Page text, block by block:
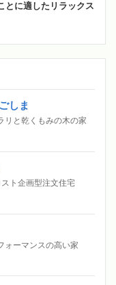
とに適したリラックス
しま
リと乾くもみの木の家
ト企画型注文住宅
ォーマンスの高い家